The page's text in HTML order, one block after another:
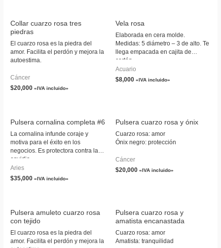
Collar cuarzo rosa tres
piedras
El cuarzo rosa es la piedra del
amor. Facilita el perdón y mejora la
autoestima.
Cáncer
$20,000 «IVA incluido»
Vela rosa
Elaborada en cera molde.
Medidas: 5 diámetro – 3 de alto. Te
llega empacada en cajita de
cartón.
Acuario
$8,000 «IVA incluido»
Pulsera cornalina completa #6
La cornalina infunde coraje y
motiva para el éxito en los
negocios. Es protectora contra la
envidia.
Aries
$35,000 «IVA incluido»
Pulsera cuarzo rosa y ónix
Cuarzo rosa: amor
Ónix negro: protección
Cáncer
$20,000 «IVA incluido»
Pulsera amuleto cuarzo rosa
con tejido
El cuarzo rosa es la piedra del
amor. Facilita el perdón y mejora la
Pulsera cuarzo rosa y
amatista encanastada
Cuarzo rosa: amor
Amatista: tranquilidad